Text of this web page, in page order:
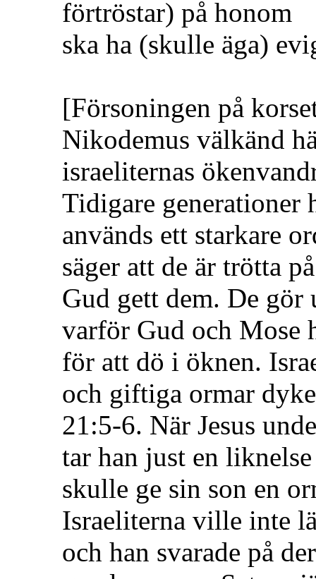
förtröstar) på honom
ska ha (skulle äga)
[Försoningen på
Nikodemus välkänd
israeliternas
Tidigare generationer
används ett starkare
säger att de är trötta
Gud gett dem. De gör
varför Gud och Mose
för att dö i öknen.
och giftiga ormar
21:5-6. När Jesus
tar han just en
skulle ge sin son en
Israeliterna ville inte
och han svarade på